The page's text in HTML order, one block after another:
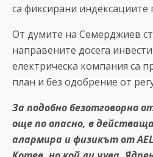
са фиксирани индексациите
От думите на Семерджиев
направените досега
електрическа компания са
план и без одобрение от
За подобно безотговорно
още по опасно, в
алармира и физикът от